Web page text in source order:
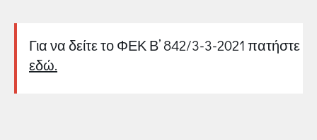
Για να δείτε το ΦΕΚ Β’ 842/3-3-2021 πατήστε
εδώ.